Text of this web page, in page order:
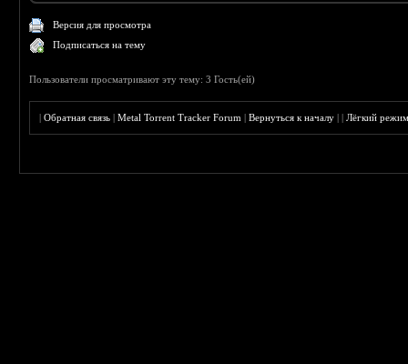
Версия для просмотра
Подписаться на тему
Пользователи просматривают эту тему: 3 Гость(ей)
|Обратная связь |Metal Torrent Tracker Forum |Вернуться к началу ||Лёгкий